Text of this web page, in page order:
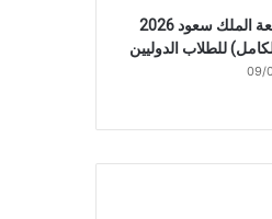
منحة جامعة الملك سعود 2026
للطلاب الدوليين
09/